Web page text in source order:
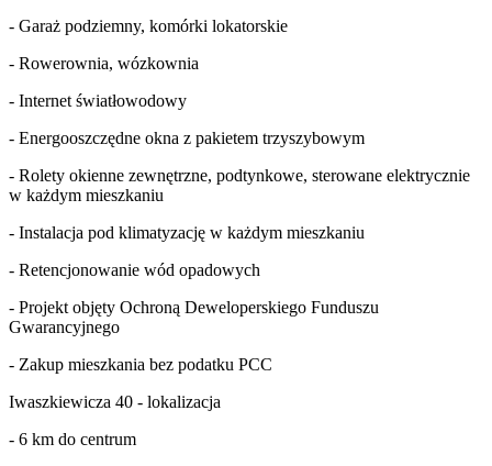
- Garaż podziemny, komórki lokatorskie
- Rowerownia, wózkownia
- Internet światłowodowy
- Energooszczędne okna z pakietem trzyszybowym
- Rolety okienne zewnętrzne, podtynkowe, sterowane elektrycznie
w każdym mieszkaniu
- Instalacja pod klimatyzację w każdym mieszkaniu
- Retencjonowanie wód opadowych
- Projekt objęty Ochroną Deweloperskiego Funduszu
Gwarancyjnego
- Zakup mieszkania bez podatku PCC
Iwaszkiewicza 40 - lokalizacja
- 6 km do centrum